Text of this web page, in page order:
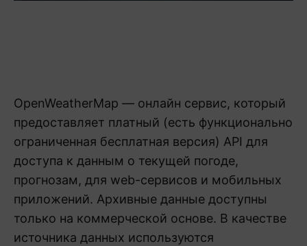
OpenWeatherMap — онлайн сервис, который
предоставляет платный (есть функционально
ограниченная бесплатная версия) API для
доступа к данным о текущей погоде,
прогнозам, для web-сервисов и мобильных
приложений. Архивные данные доступны
только на коммерческой основе. В качестве
источника данных используются